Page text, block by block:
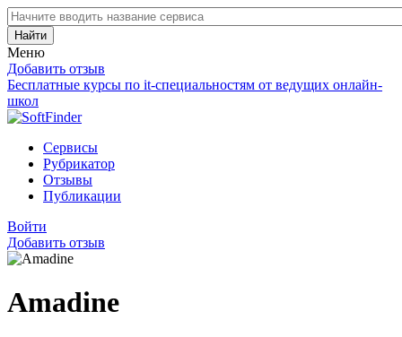
Найти
Меню
Добавить отзыв
Бесплатные курсы по it-специальностям от ведущих онлайн-
школ
Сервисы
Рубрикатор
Отзывы
Публикации
Войти
Добавить отзыв
Amadine